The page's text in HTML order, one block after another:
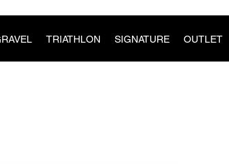
TRIATHLON SIGNATURE OUTLET